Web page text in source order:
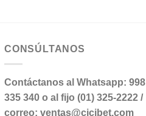
CONSÚLTANOS
Contáctanos al Whatsapp: 998
335 340 o al fijo (01) 325-2222 /
correo: ventas@cicibet.com